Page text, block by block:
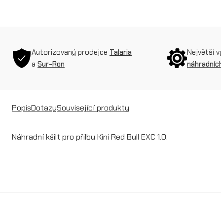
Autorizovaný prodejce Talaria
a Sur-Ron
Největší
PopisDotazySouvisející produkty
Náhradní kšilt pro přilbu Kini Red Bull EXC 1.0.